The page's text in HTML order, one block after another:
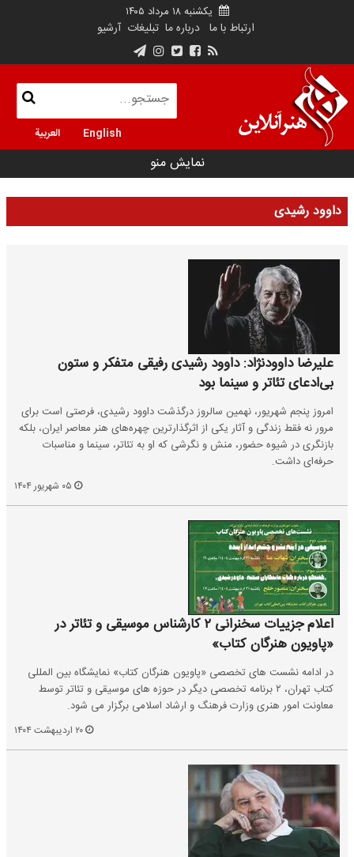
یکشنبه ۱۸ مرداد ۱۴۰۵
ارتباط با ما درباره ما تبلیغات آرشیو
English العربية
نمایش منو
داوود رشیدی
علیرضا داوودنژاد: داوود رشیدی رفیقی متفکر و ستون
بی‌ادعای تئاتر و سینما بود
امروز پنجم شهریور، نهمین سالروز درگذشت داوود رشیدی، فرصتی است برای
مرور نه فقط زندگی و آثار یکی از اثرگذارترین چهره‌های هنر معاصر ایران، بلکه
بازنگری در شیوه‌ حضور، منش و نگرشی که او به تئاتر، سینما و مناسبات
حرفه‌ای داشت.
اعلام جزییات سخنرانی ۲ کارشناس موسیقی و تئاتر در
«پاویون هنرگان کتاب»
در ادامه نشست های تخصصی «پاویون هنرگان کتاب» نمایشگاه بین المللی
کتاب تهران، ۲ برنامه تخصصی دیگر در حوزه های موسیقی و تئاتر توسط
معاونت امور هنری وزارت فرهنگ و ارشاد اسلامی برگزار می شود.